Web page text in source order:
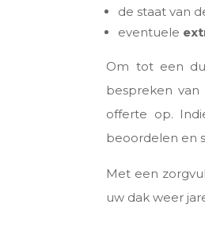
de staat van
eventuele
Om tot een
bespreken van
offerte op.
beoordelen en
Met een
uw dak weer